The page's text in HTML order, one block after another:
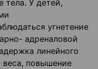
тела. У детей,
угнетение
адреналовой
линейного
веса, повышение